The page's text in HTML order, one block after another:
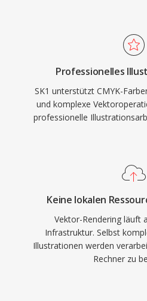
Professionelles
SK1 unterstützt CMYK-
und komplexe
professionelle
Keine lokalen
Vektor-Rendering läuft
Infrastruktur. Selbst
Illustrationen werden
Rechner zu